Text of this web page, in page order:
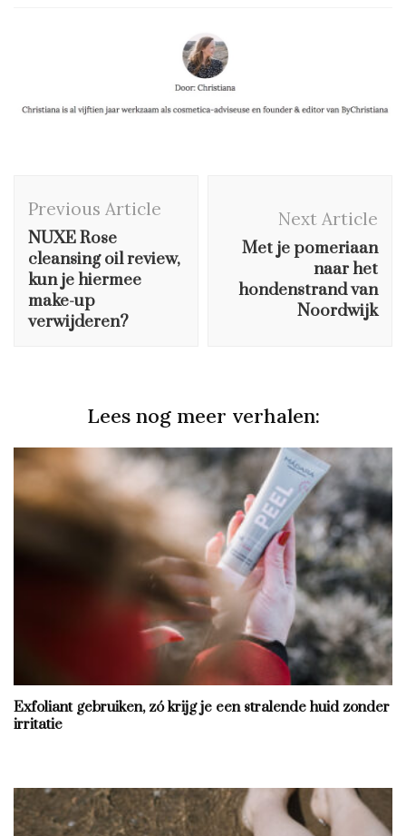
Navigation
Previous Article
NUXE Rose
cleansing oil review,
kun je hiermee
make-up
verwijderen?
Next Article
Met je pomeriaan
naar het
hondenstrand van
Noordwijk
Lees nog meer verhalen:
Exfoliant gebruiken, zó krijg je een stralende huid zonder
irritatie